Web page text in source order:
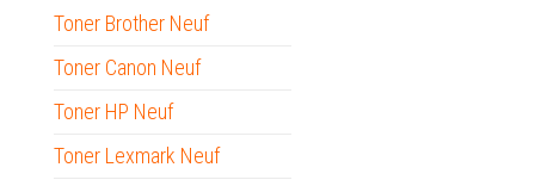
Toner Brother Neuf
Toner Canon Neuf
Toner HP Neuf
Toner Lexmark Neuf